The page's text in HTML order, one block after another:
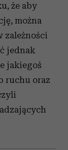
że aby
można
zależności
jednak
jakiegoś
ruchu oraz